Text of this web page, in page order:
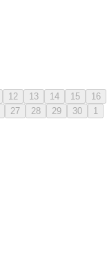
12 13 14 15
16
27 28 29 30
1